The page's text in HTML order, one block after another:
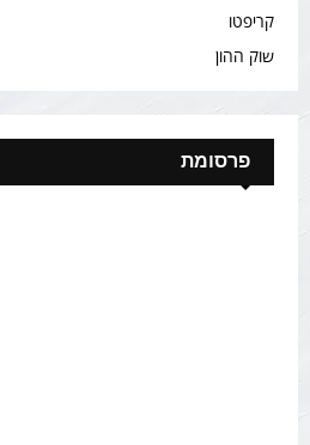
קריפטו
שוק ההון
פרסומת